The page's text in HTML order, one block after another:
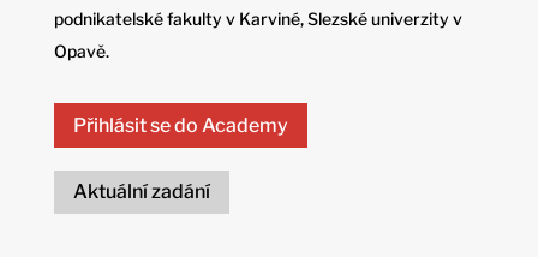
podnikatelské fakulty v Karviné, Slezské univerzity v
Opavě.
Přihlásit se do Academy
Aktuální zadání